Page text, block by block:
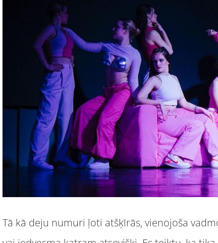
Tā kā deju numuri ļoti atšķīrās, vienojoša